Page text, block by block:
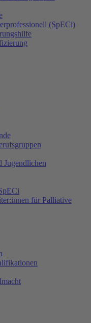
(SpECi)
Jugendlichen
für Palliative